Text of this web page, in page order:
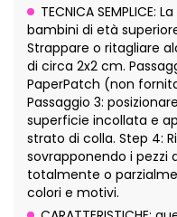
TECNICA
bambini di età
Strappare o ritagliare
di circa 2x2 cm.
PaperPatch (non
Passaggio 3:
superficie incollata e
strato di colla. Step 4:
sovrapponendo i pezzi
totalmente o
colori e motivi.